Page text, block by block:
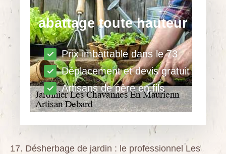
abattage toute hauteur
Prix imbattable dans le 73
Déplacement et devis gratuit
Artisans de père en fils
17. Désherbage de jardin : le professionnel Les